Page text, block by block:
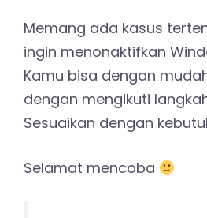
Memang ada kasus
ingin menonaktifkan
Kamu bisa dengan
dengan mengikuti
Sesuaikan dengan
Selamat mencoba